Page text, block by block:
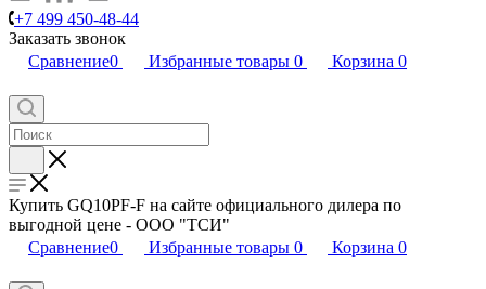
+7 499 450-48-44
Заказать звонок
Сравнение0 Избранные товары 0 Корзина 0
Купить GQ10PF-F на сайте официального дилера по
выгодной цене - ООО "ТСИ"
Сравнение0 Избранные товары 0 Корзина 0